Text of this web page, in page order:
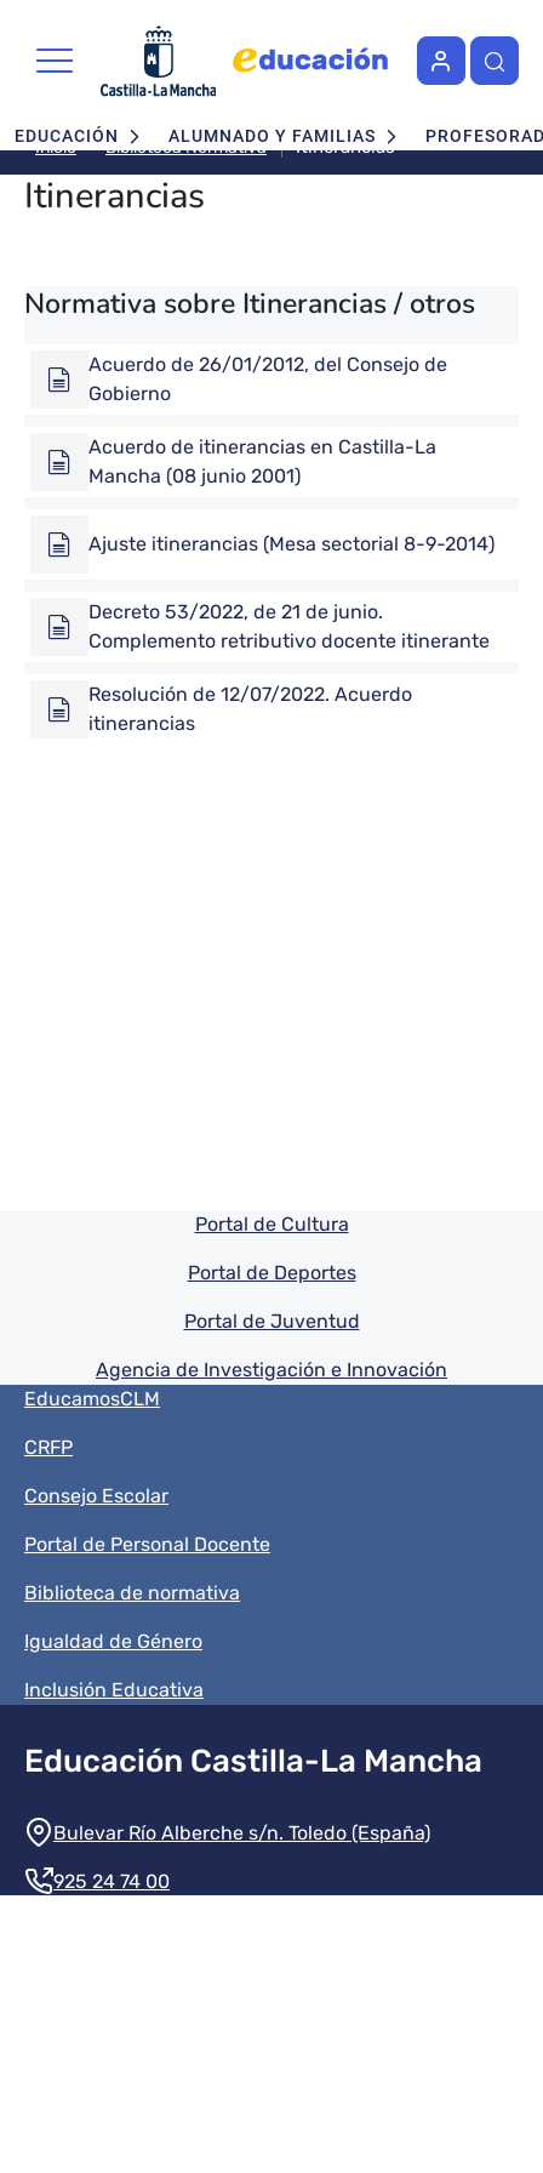
Navegación principal
EDUCACIÓN ALUMNADO Y FAMILIAS
Inicio Biblioteca Normativa Itinerancias
Itinerancias
Normativa sobre Itinerancias / otros
Acuerdo de 26/01/2012, del Consejo de
Gobierno
Acuerdo de itinerancias en Castilla-La
Mancha (08 junio 2001)
Ajuste itinerancias (Mesa sectorial 8-9-2014)
Decreto 53/2022, de 21 de junio.
Complemento retributivo docente itinerante
Resolución de 12/07/2022. Acuerdo
itinerancias
Pie de pagina información
Portal de Cultura
Portal de Deportes
Portal de Juventud
Agencia de Investigación e Innovación
Menú del pie
EducamosCLM
CRFP
Consejo Escolar
Portal de Personal Docente
Biblioteca de normativa
Igualdad de Género
Inclusión Educativa
Educación Castilla-La Mancha
Información de la institución
Bulevar Río Alberche s/n. Toledo (España)
925 24 74 00